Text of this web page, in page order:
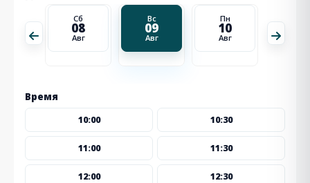
Сб
08
Авг
Вс
09
Авг
Пн
10
Авг
Время
10:00 10:30
11:00 11:30
12:00 12:30